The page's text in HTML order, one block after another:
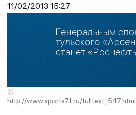
11/02/2013 15:27
©
http://www.sports71.ru/fulltext_547.html